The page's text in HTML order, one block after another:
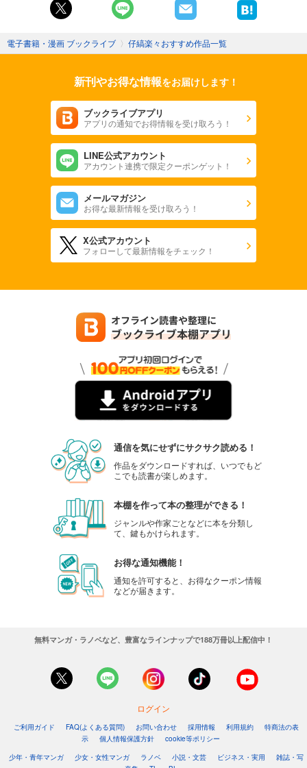
電子書籍・漫画 ブックライブ 〉 仔縞楽々おすすめ作品一覧
新刊やお得な情報をお届けします！
ブックライブアプリ
アプリの通知でお得情報を受け取ろう！
LINE公式アカウント
アカウント連携で限定クーポンゲット！
メールマガジン
お得な最新情報を受け取ろう！
X公式アカウント
フォローして最新情報をチェック！
通信を気にせずにサクサク読める！
作品をダウンロードすれば、いつでもど
こでも読書が楽しめます。
本棚を作って本の整理ができる！
ジャンルや作家ごとなどに本を分類し
て、鍵もかけられます。
お得な通知機能！
通知を許可すると、お得なクーポン情報
などが届きます。
無料マンガ・ラノベなど、豊富なラインナップで188万冊以上配信中！
ログイン
ご利用ガイド FAQ(よくある質問) お問い合わせ 採用情報 利用規約
特商法の表
示
個人情報保護方針
cookie等ポリシー
少年・青年マンガ
少女・女性マンガ ラノベ 小説・文芸 ビジネス・実用
雑誌・写